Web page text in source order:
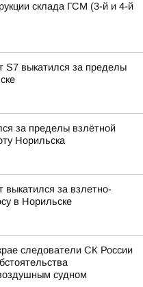
склада ГСМ (3-й и 4-й
S7 выкатился за пределы
за пределы взлётной
Норильска
выкатился за взлетно-
в Норильске
следователи СК России
судном